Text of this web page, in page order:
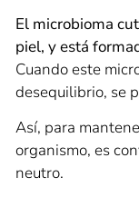
El microbioma
piel, y está
Cuando este
desequilibrio, se
Así, para
organismo, es
neutro.